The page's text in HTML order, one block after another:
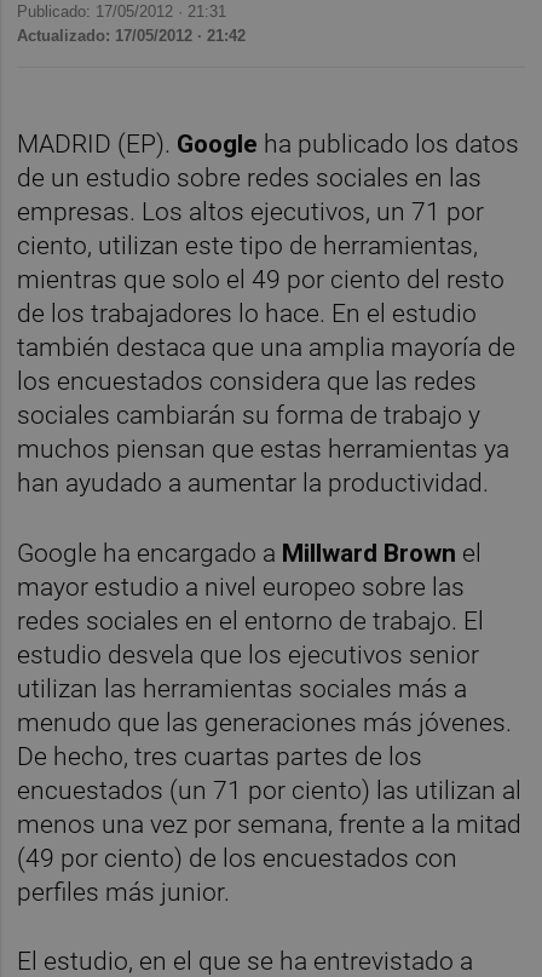
Publicado: 17/05/2012 · 21:31
Actualizado: 17/05/2012 · 21:42
MADRID (EP). Google ha publicado los datos
de un estudio sobre redes sociales en las
empresas. Los altos ejecutivos, un 71 por
ciento, utilizan este tipo de herramientas,
mientras que solo el 49 por ciento del resto
de los trabajadores lo hace. En el estudio
también destaca que una amplia mayoría de
los encuestados considera que las redes
sociales cambiarán su forma de trabajo y
muchos piensan que estas herramientas ya
han ayudado a aumentar la productividad.
Google ha encargado a Millward Brown el
mayor estudio a nivel europeo sobre las
redes sociales en el entorno de trabajo. El
estudio desvela que los ejecutivos senior
utilizan las herramientas sociales más a
menudo que las generaciones más jóvenes.
De hecho, tres cuartas partes de los
encuestados (un 71 por ciento) las utilizan al
menos una vez por semana, frente a la mitad
(49 por ciento) de los encuestados con
perfiles más junior.
El estudio, en el que se ha entrevistado a